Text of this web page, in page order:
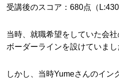
受講後のスコア：680点（L:430
当時、就職希望をしていた会
ボーダーラインを設けていまし
しかし、当時Yumeさんのイン